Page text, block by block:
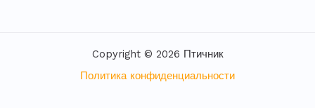
Copyright © 2026 Птичник
Политика конфиденциальности